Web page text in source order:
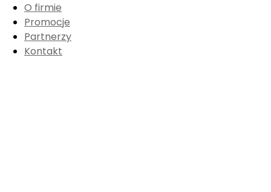
O firmie
Promocje
Partnerzy
Kontakt